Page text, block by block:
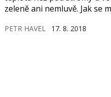
zeleně ani nemluvě. Jak se
PETR HAVEL 17. 8. 2018